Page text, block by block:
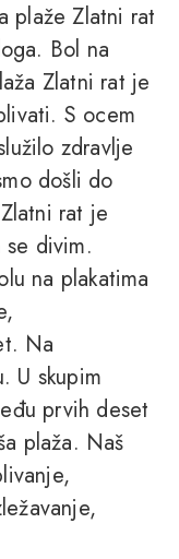
plaže Zlatni rat
Bol na
Zlatni rat je
S ocem
zdravlje
došli do
rat je
divim.
na plakatima
Na
U skupim
prvih deset
plaža. Naš